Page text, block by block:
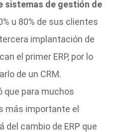
sistemas de gestión de
u 80% de sus clientes
implantación de
el primer ERP, por lo
de un CRM.
que para muchos
más importante el
del cambio de ERP que